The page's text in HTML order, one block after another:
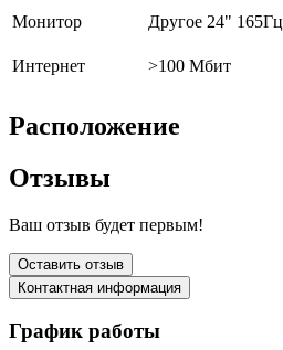
Монитор
Другое 24" 165Гц
Интернет
>100 Мбит
Расположение
Отзывы
Ваш отзыв будет первым!
Оставить отзыв
Контактная информация
График работы